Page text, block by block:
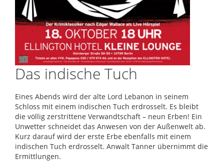
Das indische Tuch
Eines Abends wird der alte Lord Lebanon in seinem
Schloss mit einem indischen Tuch erdrosselt. Es bleibt
die völlig zerstrittene Verwandtschaft – neun Erben! Ein
Unwetter schneidet das Anwesen von der Außenwelt ab.
Kurz darauf wird der erste Erbe ebenfalls mit einem
indischen Tuch erdrosselt. Anwalt Tanner übernimmt die
Ermittlungen.